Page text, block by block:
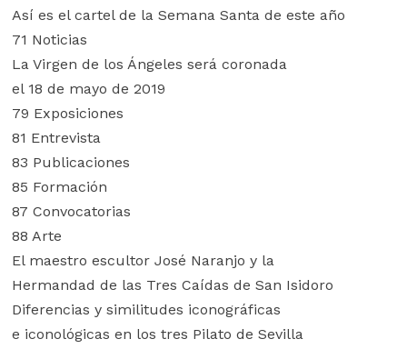
Así es el cartel de la Semana Santa de este año
71 Noticias
La Virgen de los Ángeles será coronada
el 18 de mayo de 2019
79 Exposiciones
81 Entrevista
83 Publicaciones
85 Formación
87 Convocatorias
88 Arte
El maestro escultor José Naranjo y la
Hermandad de las Tres Caídas de San Isidoro
Diferencias y similitudes iconográficas
e iconológicas en los tres Pilato de Sevilla